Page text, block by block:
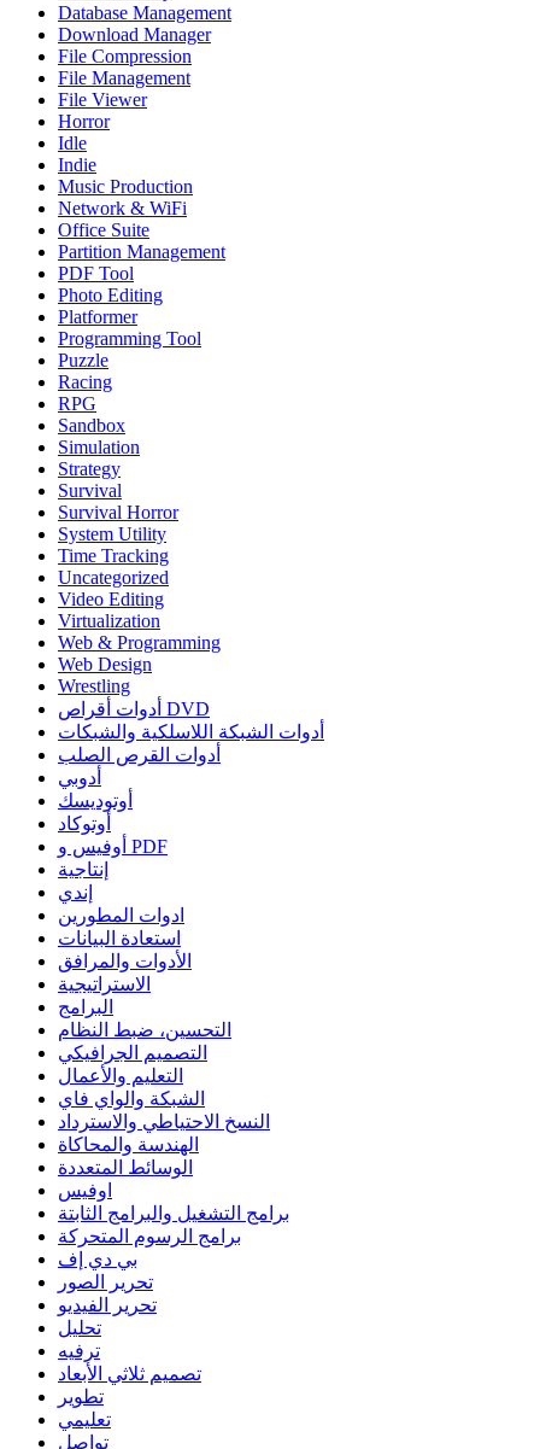
Database Management
Download Manager
File Compression
File Management
File Viewer
Horror
Idle
Indie
Music Production
Network & WiFi
Office Suite
Partition Management
PDF Tool
Photo Editing
Platformer
Programming Tool
Puzzle
Racing
RPG
Sandbox
Simulation
Strategy
Survival
Survival Horror
System Utility
Time Tracking
Uncategorized
Video Editing
Virtualization
Web & Programming
Web Design
Wrestling
أدوات أقراص DVD
أدوات الشبكة اللاسلكية والشبكات
أدوات القرص الصلب
أدوبي
أوتوديسك
أوتوكاد
أوفيس و PDF
إنتاجية
إندي
ادوات المطورين
استعادة البيانات
الأدوات والمرافق
الاستراتيجية
البرامج
التحسين، ضبط النظام
التصميم الجرافيكي
التعليم والأعمال
الشبكة والواي فاي
النسخ الاحتياطي والاسترداد
الهندسة والمحاكاة
الوسائط المتعددة
اوفيس
برامج التشغيل والبرامج الثابتة
برامج الرسوم المتحركة
بي دي إف
تحرير الصور
تحرير الفيديو
تحليل
ترفيه
تصميم ثلاثي الأبعاد
تطوير
تعليمي
تواصل